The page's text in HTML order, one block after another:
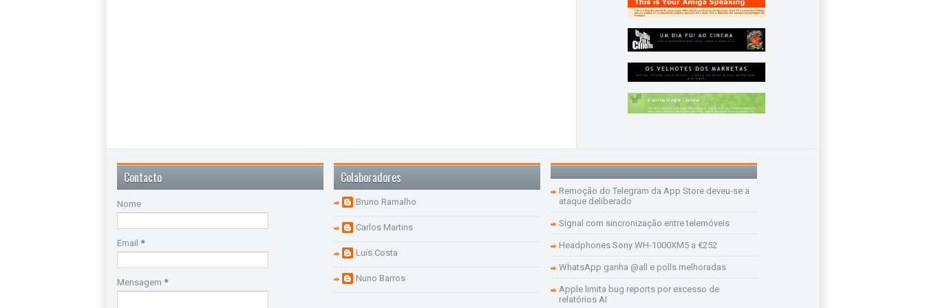
Contacto
Nome
Email *
Mensagem *
Colaboradores
Bruno Ramalho
Carlos Martins
Luís Costa
Nuno Barros
Remoção do Telegram da App Store deveu-se a
ataque deliberado
Signal com sincronização entre telemóveis
Headphones Sony WH-1000XM5 a €252
WhatsApp ganha @all e polls melhoradas
Apple limita bug reports por excesso de
relatórios AI